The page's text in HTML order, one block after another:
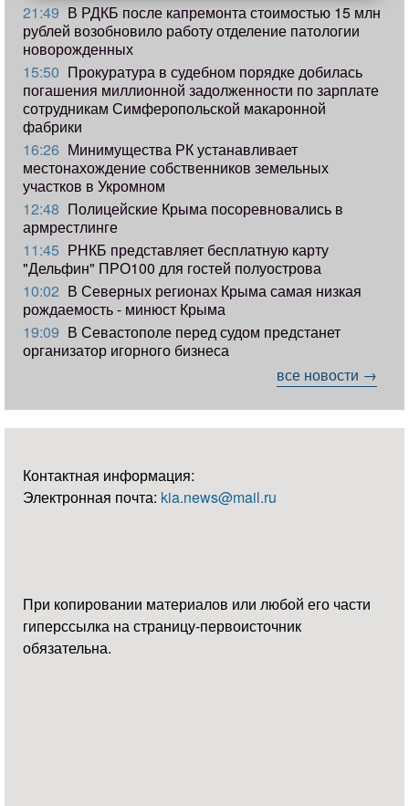
21:49 В РДКБ после капремонта стоимостью 15 млн
рублей возобновило работу отделение патологии
новорожденных
15:50 Прокуратура в судебном порядке добилась
погашения миллионной задолженности по зарплате
сотрудникам Симферопольской макаронной
фабрики
16:26 Минимущества РК устанавливает
местонахождение собственников земельных
участков в Укромном
12:48 Полицейские Крыма посоревновались в
армрестлинге
11:45 РНКБ представляет бесплатную карту
"Дельфин" ПРО100 для гостей полуострова
10:02 В Северных регионах Крыма самая низкая
рождаемость - минюст Крыма
19:09 В Севастополе перед судом предстанет
организатор игорного бизнеса
все новости →
Контактная информация:
Электронная почта: kia.news@mail.ru
При копировании материалов или любой его части
гиперссылка на страницу-первоисточник
обязательна.